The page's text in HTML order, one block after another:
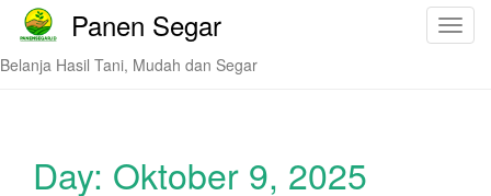
T
Panen Segar
Belanja Hasil Tani, Mudah dan Segar
Day: Oktober 9, 2025